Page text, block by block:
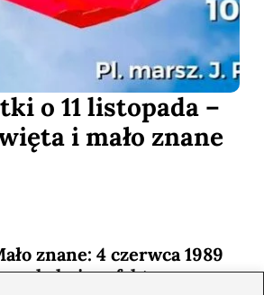
o 11 listopada –
i mało znane
znane: 4 czerwca 1989
zaskakujące fakty